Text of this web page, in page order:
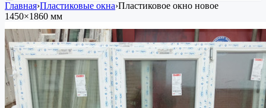
Главная›Пластиковые окна›Пластиковое окно новое
1450×1860 мм